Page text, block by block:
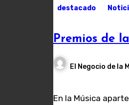
destacado
Premios de
El Negocio de la
En la Música aparte de tener millones de fans, vender discos y llenar estadios los